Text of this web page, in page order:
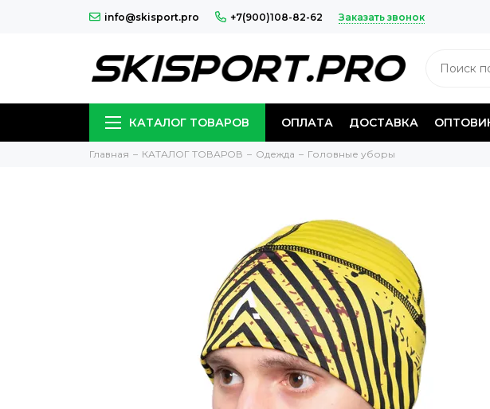
info@skisport.pro +7(900)108-82-62 Заказать звонок
КАТАЛОГ ТОВАРОВ ОПЛАТА ДОСТАВКА
Главная КАТАЛОГ ТОВАРОВ Одежда Головные уборы